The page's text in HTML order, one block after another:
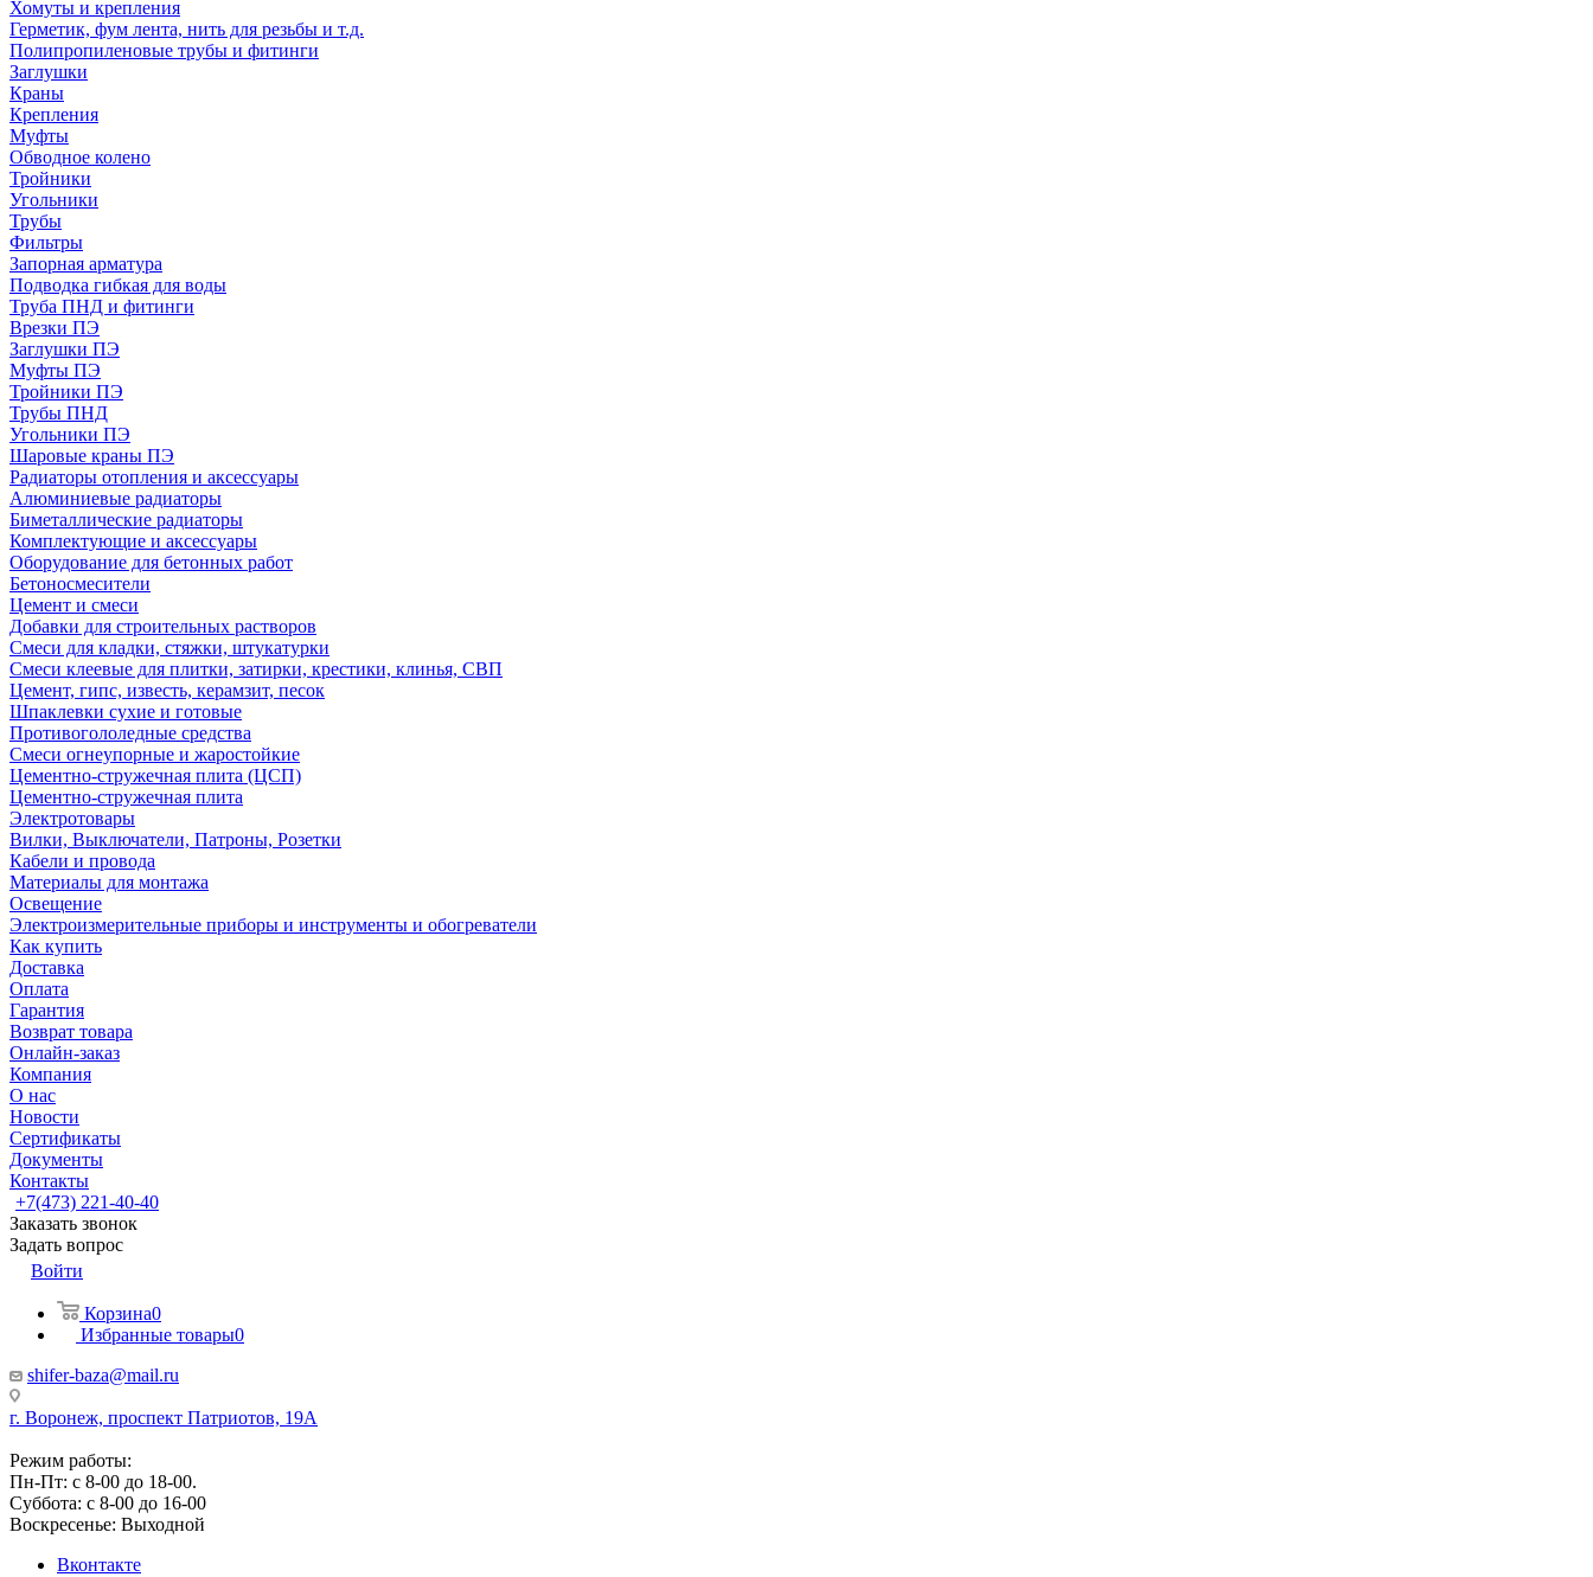
Хомуты и крепления
Герметик, фум лента, нить для резьбы и т.д.
Полипропиленовые трубы и фитинги
Заглушки
Краны
Крепления
Муфты
Обводное колено
Тройники
Угольники
Трубы
Фильтры
Запорная арматура
Подводка гибкая для воды
Труба ПНД и фитинги
Врезки ПЭ
Заглушки ПЭ
Муфты ПЭ
Тройники ПЭ
Трубы ПНД
Угольники ПЭ
Шаровые краны ПЭ
Радиаторы отопления и аксессуары
Алюминиевые радиаторы
Биметаллические радиаторы
Комплектующие и аксессуары
Оборудование для бетонных работ
Бетоносмесители
Цемент и смеси
Добавки для строительных растворов
Смеси для кладки, стяжки, штукатурки
Смеси клеевые для плитки, затирки, крестики, клинья, СВП
Цемент, гипс, известь, керамзит, песок
Шпаклевки сухие и готовые
Противогололедные средства
Смеси огнеупорные и жаростойкие
Цементно-стружечная плита (ЦСП)
Цементно-стружечная плита
Электротовары
Вилки, Выключатели, Патроны, Розетки
Кабели и провода
Материалы для монтажа
Освещение
Электроизмерительные приборы и инструменты и обогреватели
Как купить
Доставка
Оплата
Гарантия
Возврат товара
Онлайн-заказ
Компания
О нас
Новости
Сертификаты
Документы
Контакты
+7(473) 221-40-40
Заказать звонок
Задать вопрос
Войти
Корзина0
Избранные товары0
shifer-baza@mail.ru
г. Воронеж, проспект Патриотов, 19А
Режим работы:
Пн-Пт: с 8-00 до 18-00.
Суббота: с 8-00 до 16-00
Воскресенье: Выходной
Вконтакте